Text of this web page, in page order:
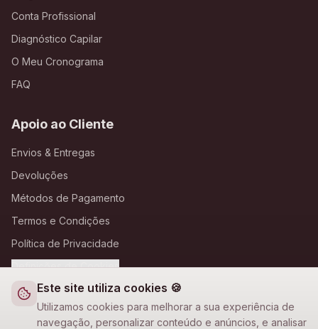
Este site utiliza cookies 🍪
Utilizamos cookies para melhorar a sua experiência de
navegação, personalizar conteúdo e anúncios, e analisar
Conta Profissional
Diagnóstico Capilar
O Meu Cronograma
FAQ
Apoio ao Cliente
Envios & Entregas
Devoluções
Métodos de Pagamento
Termos e Condições
Política de Privacidade
Definições de Cookies
A Loja Nova